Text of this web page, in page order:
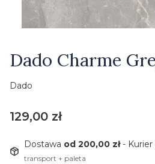
Dado Charme
Dado
Cena
129,00 zł
Dostawa od 200,00 zł- Kurier
transport + paleta